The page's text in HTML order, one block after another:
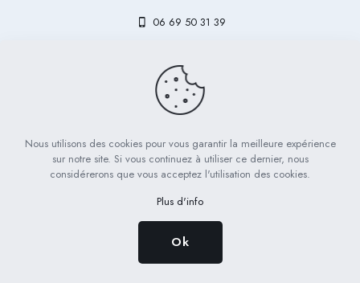
06 69 50 31 39
© 2023 Bibou & Lulu - Tous droits réservés | Réalisé par
LICOM
Développement
Nous utilisons des cookies pour vous garantir la meilleure expérience
sur notre site. Si vous continuez à utiliser ce dernier, nous
considérerons que vous acceptez l'utilisation des cookies.
Plus d'info
Ok